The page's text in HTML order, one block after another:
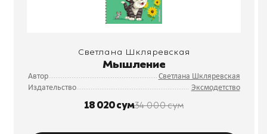
Светлана Шкляревская
Мышление
Автор
Светлана Шкляревская
Издательство
Эксмодетство
18 020 сум34 000 сум